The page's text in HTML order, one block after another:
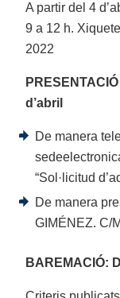
A partir del 4
9 a 12 h.
2022
d’abril
De manera
“Sol·licitud
De manera
GIMÉNEZ. C/
BAREMACIÓ: